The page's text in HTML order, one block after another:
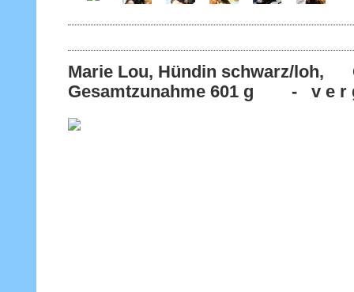
Marie Lou, Hündin schwarz/loh,
Gesamtzunahme 601 g - v e r